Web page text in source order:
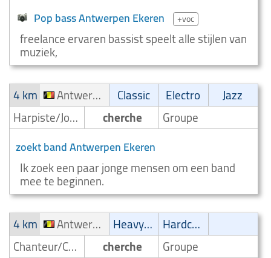
Pop bass Antwerpen Ekeren +voc
freelance ervaren bassist speelt alle stijlen van
muziek,
4 km
Antwerpen Ekeren Classic Electro
Jazz
Harpiste/Joueur de harpe
cherche Groupe
zoekt band Antwerpen Ekeren
Ik zoek een paar jonge mensen om een band
mee te beginnen.
4 km
Antwerpen Ekeren Heavy-Metal
Hardcore
Chanteur/Chanteuse
cherche Groupe